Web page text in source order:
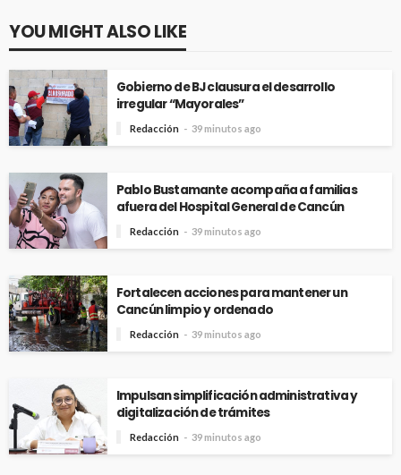
YOU MIGHT ALSO LIKE
Gobierno de BJ clausura el desarrollo
irregular “Mayorales”
Redacción 39 minutos ago
Pablo Bustamante acompaña a familias
afuera del Hospital General de Cancún
Redacción 39 minutos ago
Fortalecen acciones para mantener un
Cancún limpio y ordenado
Redacción 39 minutos ago
Impulsan simplificación administrativa y
digitalización de trámites
Redacción 39 minutos ago